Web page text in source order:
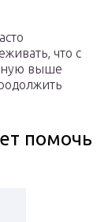
что с
выше
помочь